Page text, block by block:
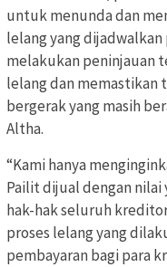
untuk menunda dan
lelang yang
melakukan peninjauan
lelang dan
bergerak yang masih
Altha.
“Kami hanya
Pailit dijual dengan nilai
hak-hak seluruh
proses lelang yang
pembayaran bagi para